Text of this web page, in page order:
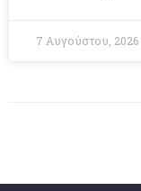
7 Αυγούστου, 2026